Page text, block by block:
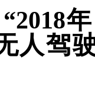
人驾